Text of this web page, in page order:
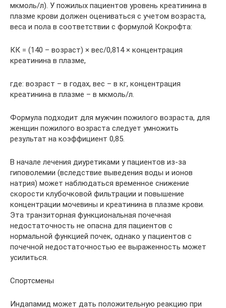
мкмоль/л). У пожилых пациентов уровень креатинина в
плазме крови должен оцениваться с учетом возраста,
веса и пола в соответствии с формулой Кокрофта:
КК = (140 – возраст) × вес/0,814 × концентрация
креатинина в плазме,
где: возраст – в годах, вес – в кг, концентрация
креатинина в плазме – в мкмоль/л.
Формула подходит для мужчин пожилого возраста, для
женщин пожилого возраста следует умножить
результат на коэффициент 0,85.
В начале лечения диуретиками у пациентов из-за
гиповолемии (вследствие выведения воды и ионов
натрия) может наблюдаться временное снижение
скорости клубочковой фильтрации и повышение
концентрации мочевины и креатинина в плазме крови.
Эта транзиторная функциональная почечная
недостаточность не опасна для пациентов с
нормальной функцией почек, однако у пациентов с
почечной недостаточностью ее выраженность может
усилиться.
Спортсмены
Индапамид может дать положительную реакцию при